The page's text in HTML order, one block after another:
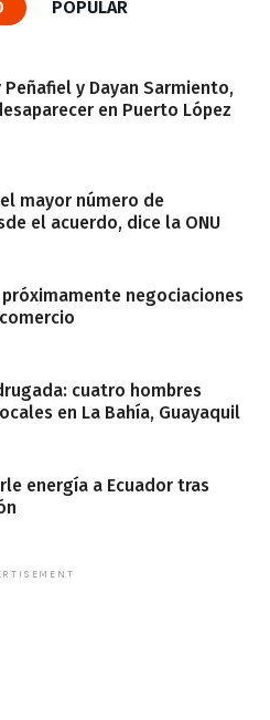
POPULAR
y Dayan Sarmiento,
en Puerto López
mayor número de
el acuerdo, dice la ONU
negociaciones
cuatro hombres
en La Bahía, Guayaquil
energía a Ecuador tras